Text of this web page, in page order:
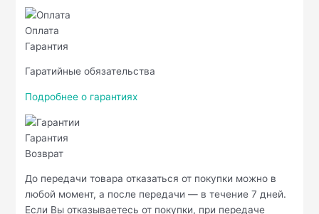
Оплата
Гарантия
Гаратийные обязательства
Подробнее о гарантиях
Гарантия
Возврат
До передачи товара отказаться от покупки можно в
любой момент, а после передачи — в течение 7 дней.
Если Вы отказываетесь от покупки, при передаче